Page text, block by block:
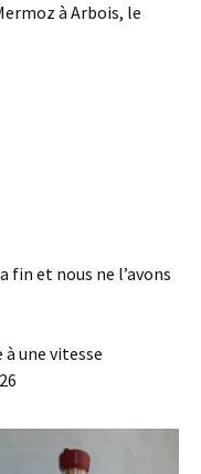
à Arbois, le
fin et nous ne l’avons
une vitesse